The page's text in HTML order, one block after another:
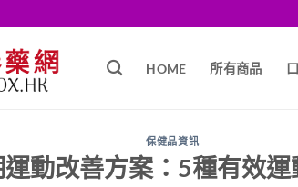
HOME 所有商品
保健品資訊
動改善方案：5種有效